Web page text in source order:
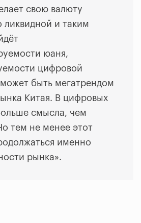
свою валюту
ликвидной и таким
юаня,
цифровой
быть мегатрендом
Китая. В цифровых
смысла, чем
тем не менее этот
именно
рынка».